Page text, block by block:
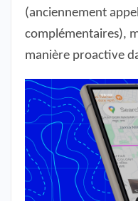
(anciennement
complémentaires),
manière proactive